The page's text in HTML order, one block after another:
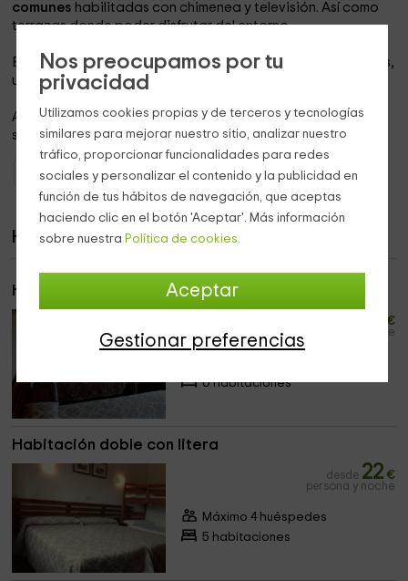
Nos preocupamos por tu
privacidad
Utilizamos cookies propias y de terceros y tecnologías
similares para mejorar nuestro sitio, analizar nuestro
tráfico, proporcionar funcionalidades para redes
sociales y personalizar el contenido y la publicidad en
función de tus hábitos de navegación, que aceptas
haciendo clic en el botón 'Aceptar'. Más información
sobre nuestra Política de cookies.
Aceptar
Gestionar preferencias
comunes habilitadas con chimenea y televisión. Así como
terrazas donde poder disfrutar del entorno.
En el jardín se encuentra un espacio para los más pequeños,
un
parque infantil con columpios y toboganes
Además de unaparcamiento con capacidad para
suficientes coches.
Hoteles con encanto Navarra Hoteles con encanto Eugui/eugi
Habitaciones
Habitación doble con vistas
€
persona y noche
6 habitaciones
Habitación doble con litera
desde 22 €
persona y noche
Máximo 4 huéspedes
5 habitaciones